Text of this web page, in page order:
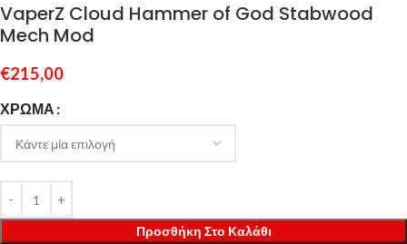
VaperZ Cloud Hammer of God Stabwood
Mech Mod
€215,00
ΧΡΏΜΑ
Προσθήκη Στο Καλάθι